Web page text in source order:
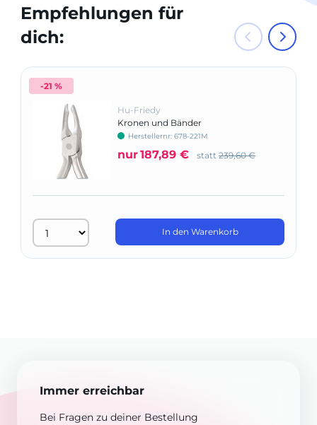
Empfehlungen für
dich:
-21 %
Hu-Friedy
Kronen und Bänder
Konturenbiegezange, schmal (M)
Herstellernr: 678-221M
nur187,89 € statt 239,60 €
In den Warenkorb
Immer erreichbar
Bei Fragen zu deiner Bestellung